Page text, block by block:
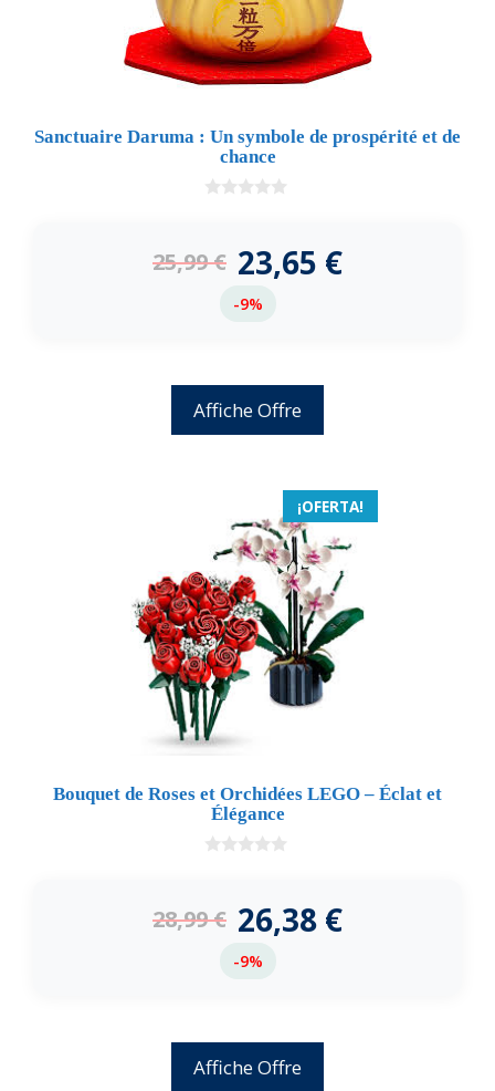
Sanctuaire Daruma : Un symbole de prospérité et de
chance
5
25,99€ 23,65 €
-9%
Affiche Offre
¡OFERTA!
Bouquet de Roses et Orchidées LEGO – Éclat et
Élégance
5
28,99€ 26,38 €
-9%
Affiche Offre